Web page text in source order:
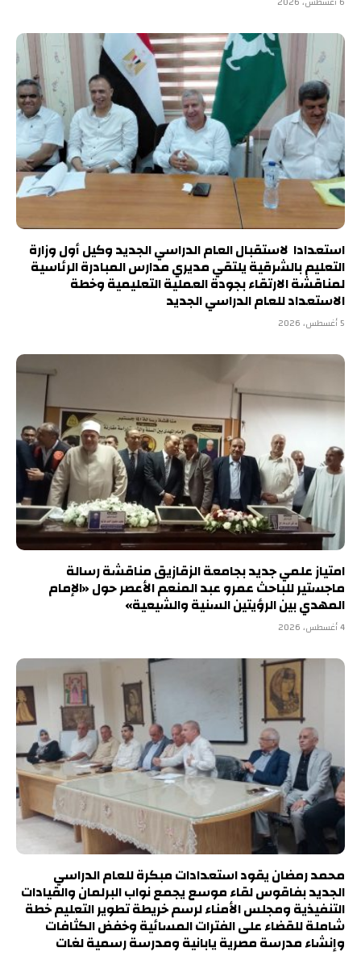
استعدادا لاستقبال العام الدراسي الجديد وكيل أول وزارة
التعليم بالشرقية يلتقي مديري مدارس المبادرة الرئاسية
لمناقشة الارتقاء بجودة العملية التعليمية وخطة
الاستعداد للعام الدراسي الجديد
5 أغسطس، 2026
امتياز علمي جديد بجامعة الزقازيق مناقشة رسالة
ماجستير للباحث عمرو عبد المنعم الأعصر حول «الإمام
المهدي بين الرؤيتين السنية والشيعية»
4 أغسطس، 2026
محمد رمضان يقود استعدادات مبكرة للعام الدراسي
الجديد بفاقوس لقاء موسع يجمع نواب البرلمان والقيادات
التنفيذية ومجلس الأمناء لرسم خريطة تطوير التعليم خطة
شاملة للقضاء على الفترات المسائية وخفض الكثافات
وإنشاء مدرسة مصرية يابانية ومدرسة رسمية لغات